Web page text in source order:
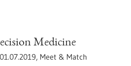
Medicine
01.07.2019, Meet & Match